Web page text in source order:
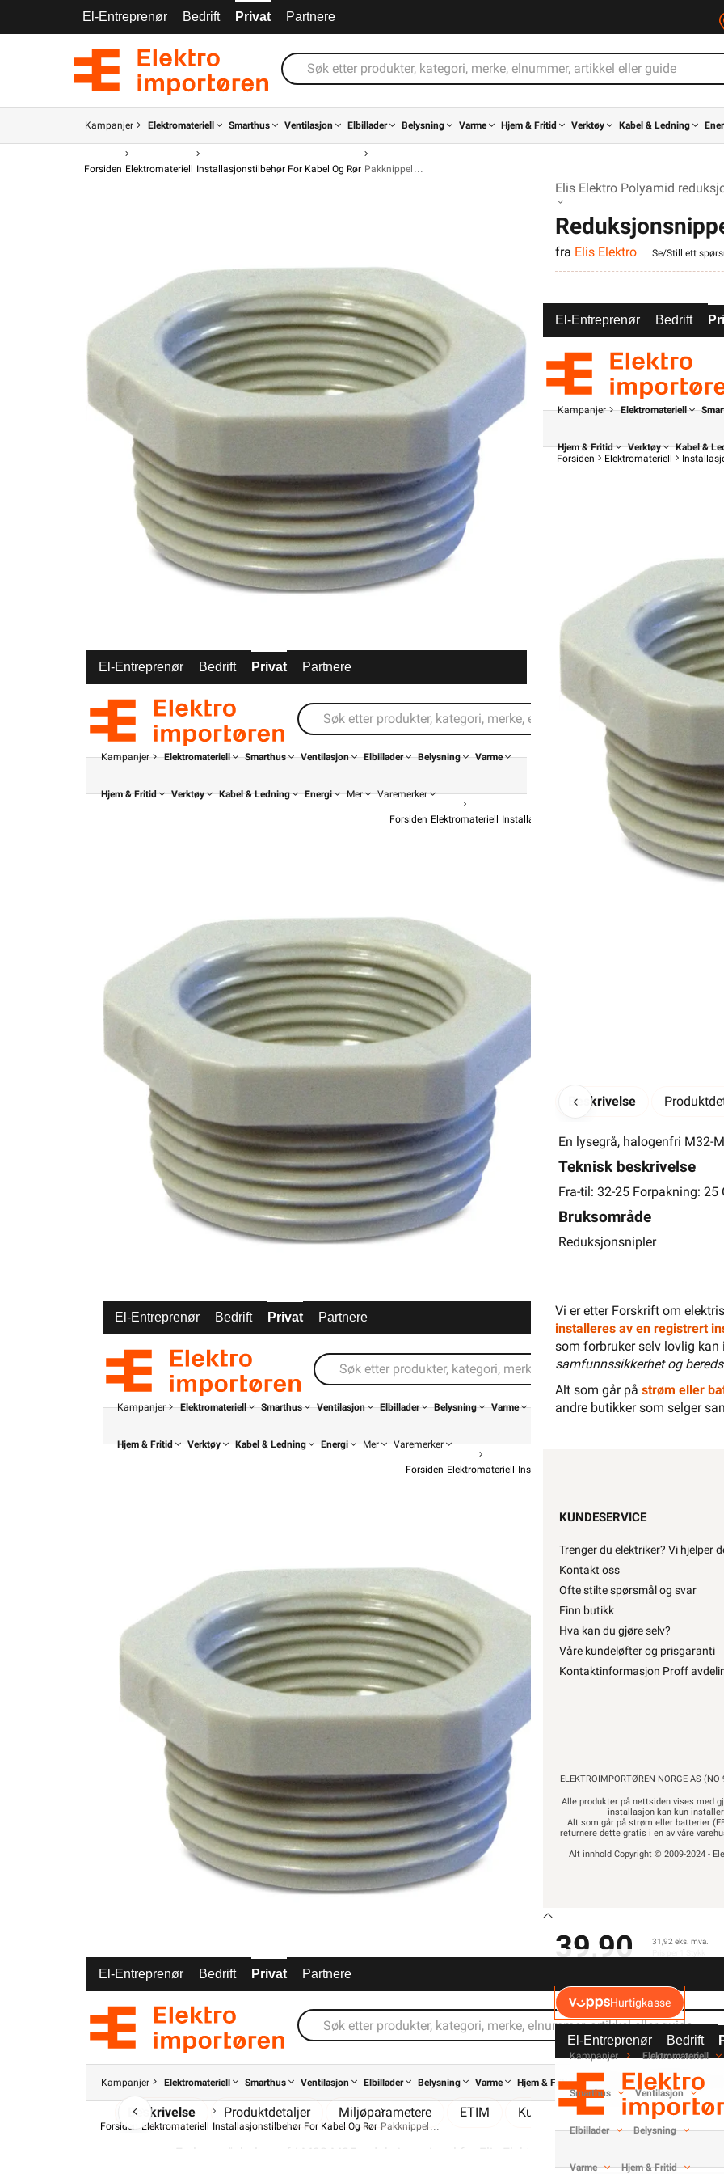
El-Entreprenør Bedrift Privat Partnere
Kampanjer Elektromateriell Smarthus Ventilasjon Elbillader Belysning Varme Hjem & Fritid Verktøy Kabel & Ledning
Forsiden Elektromateriell Installasjonstilbehør For Kabel Og Rør Pakknippel
Elis Elektro Polyamid
fra Elis Elektro Se/Still ett
El-Entreprenør Bedrift Privat Partnere
Kampanjer Elektromateriell Smarthus Ventilasjon Elbillader Belysning Varme
Hjem & Fritid Verktøy Kabel & Ledning Energi Mer Varemerker
Forsiden Elektromateriell Installasjonstilbehør For Kabel Og Rør Pakknippel
Elis
El-Entreprenør Bedrift Privat Partnere
Kampanjer Elektromateriell Smarthus Ventilasjon Elbillader Belysning Varme
Hjem & Fritid Verktøy Kabel & Ledning Energi Mer Varemerker
Forsiden Elektromateriell Installasjonstilbehør For Kabel Og Rør
39,90
Elektrisk materiell
Beskrivelse Produktdetaljer Miljøparametere ETIM Kundeomtale Spørsmål og svar
En lysegrå, halogenfri M32-M25 reduksjonsnippel fra Elis Elektro. I polyamid med
El-Entreprenør Bedrift
Kampanjer Elektromateriell
Hjem & Fritid Verktøy Kabel &
Forsiden
Elektromateriell
Beskrivelse
En lysegrå, halogenfri M32-
Teknisk beskrivelse
Fra-til: 32-25 Forpakning:
Bruksområde
Reduksjonsnipler
Vi er etter Forskrift om
installeres av en registrert
som forbruker selv lovlig kan
samfunnssikkerhet og
Alt som går på strøm eller
andre butikker som selger
KUNDESERVICE
Trenger du elektriker? Vi hjelper
Kontakt oss
Ofte stilte spørsmål og svar
Finn butikk
Hva kan du gjøre selv?
Våre kundeløfter og prisgaranti
Kontaktinformasjon Proff
ELEKTROIMPORTØREN NORGE AS
Alle produkter på nettsiden vises med
installasjon kan kun
Alt som går på strøm eller batterier
returnere dette gratis i en av våre
Alt innhold Copyright © 2009-2024 -
39,90
31,92 eks. mva.
Hurtigkasse
El-Entreprenør Bedrift
Kampanjer Elektromateriell
Smarthus Ventilasjon
Elbillader Belysning
Varme Hjem & Fritid
El-Entreprenør Bedrift Privat Partnere
Kampanjer Elektromateriell Smarthus Ventilasjon Elbillader Belysning Varme Hjem & Fritid Verktøy Kabel & Ledning
Forsiden Elektromateriell Installasjonstilbehør For Kabel Og Rør Pakknippel
Elis Elektro Polyamid